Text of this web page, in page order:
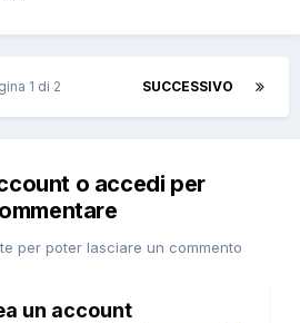
SUCCESSIVO
1 di 2
o accedi per
per poter lasciare un commento
un account